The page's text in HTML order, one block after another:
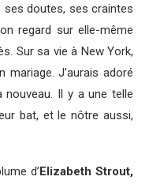
ses doutes, ses craintes
regard sur elle-même
Sur sa vie à New York,
mariage. J’aurais adoré
nouveau. Il y a une telle
bat, et le nôtre aussi,
d’Elizabeth Strout,